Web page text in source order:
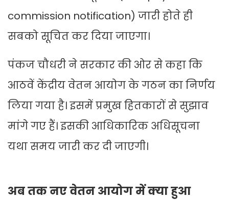
commission notification) जारी होते ही
सबको सूचित कर दिया जाएगा।
पंकज चौधरी ने सरकार की ओर से कहा कि
आठवें केंद्रीय वेतन आयोग के गठन का निर्णय
लिया गया है। इसमें प्रमुख हितकारों से सुझाव
मांगे गए हैं। इसकी आधिकारिक अधिसूचना
यथा समय जारी कर दी जाएगी।
अब तक नए वेतन आयोग में क्या हुआ